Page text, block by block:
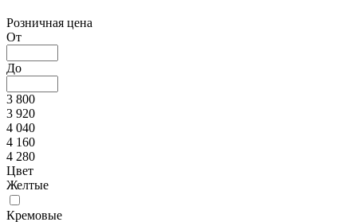
Розничная цена
От
До
3 800
3 920
4 040
4 160
4 280
Цвет
Желтые
Кремовые